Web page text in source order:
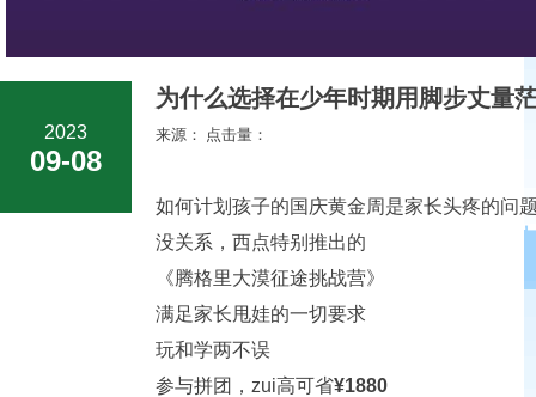
2023
09-08
为什么选择在少年时期用脚步丈量
来源： 点击量：
如何计划孩子的国庆黄金周是家长头疼的问
没关系，西点特别推出的
《腾格里大漠征途挑战营》
满足家长甩娃的一切要求
玩和学两不误
参与拼团，zui高可省¥1880